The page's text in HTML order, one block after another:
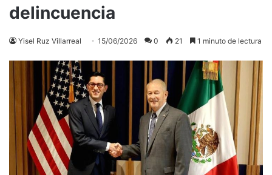
delincuencia
Yisel Ruz Villarreal 15/06/2026 0 21 1 minuto de lectura